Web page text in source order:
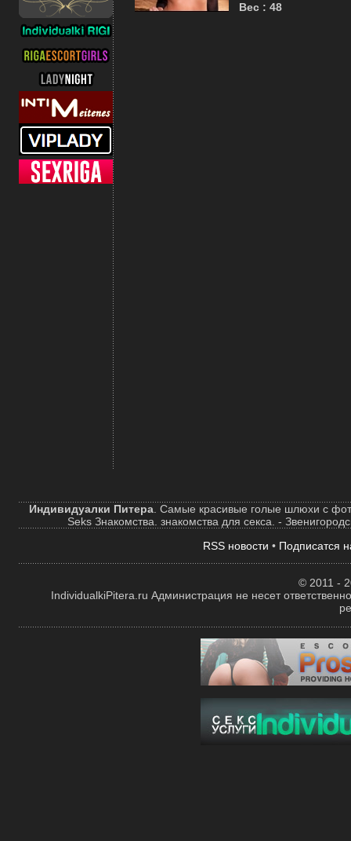
Вес : 48
Индивидуалки Питера. Самые красивые голые шлюхи с
Seks Знакомства. знакомства для секса. -
RSS новости • Подписатся
© 2011 -
IndividualkiPitera.ru Администрация не несет